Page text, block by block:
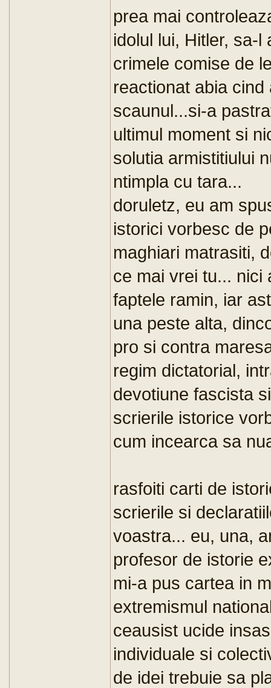
prea mai
idolul lui, Hitler, sa-l
crimele comise de
reactionat abia
scaunul...si-a
ultimul moment si
solutia armistitiului
ntimpla cu tara...
doruletz, eu am
istorici vorbesc de
maghiari matrasiti,
ce mai vrei tu... nici
faptele ramin, iar
una peste alta,
pro si contra
regim dictatorial,
devotiune fascista
scrierile istorice
cum incearca sa
rasfoiti carti de
scrierile si
voastra... eu, una,
profesor de istorie
mi-a pus cartea in
extremismul
ceausist ucide
individuale si
de idei trebuie sa